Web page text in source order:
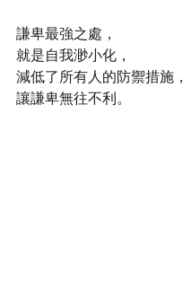
謙卑最強之處，
就是自我渺小化，
減低了所有人的防禦措施，
讓謙卑無往不利。